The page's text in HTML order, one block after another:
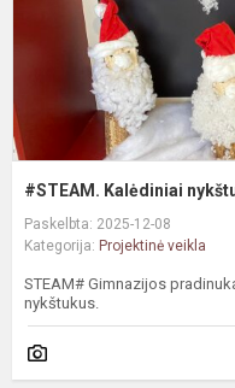
#STEAM. Kalėdiniai
Paskelbta: 2025-12-08
Kategorija: Projektinė veikla
STEAM# Gimnazijos
nykštukus.